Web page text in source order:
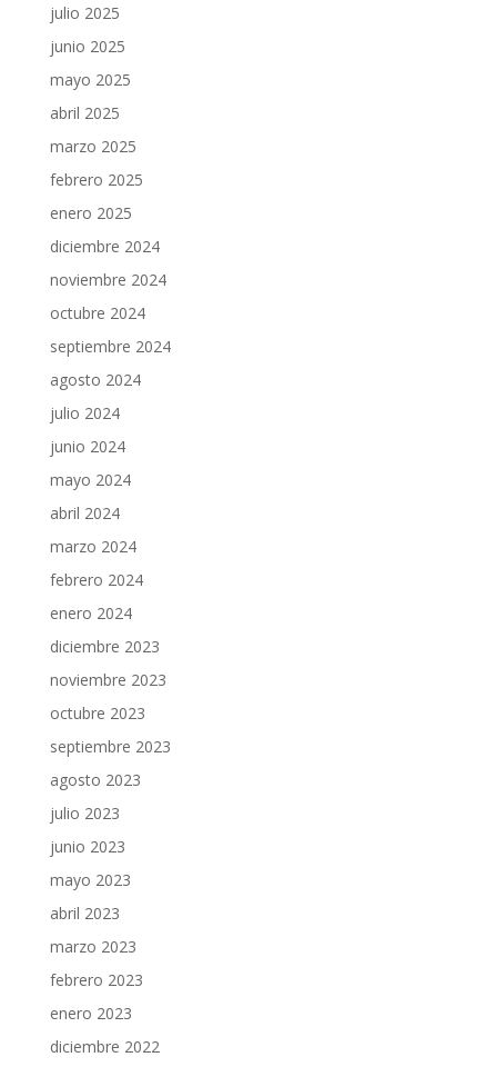
julio 2025
junio 2025
mayo 2025
abril 2025
marzo 2025
febrero 2025
enero 2025
diciembre 2024
noviembre 2024
octubre 2024
septiembre 2024
agosto 2024
julio 2024
junio 2024
mayo 2024
abril 2024
marzo 2024
febrero 2024
enero 2024
diciembre 2023
noviembre 2023
octubre 2023
septiembre 2023
agosto 2023
julio 2023
junio 2023
mayo 2023
abril 2023
marzo 2023
febrero 2023
enero 2023
diciembre 2022